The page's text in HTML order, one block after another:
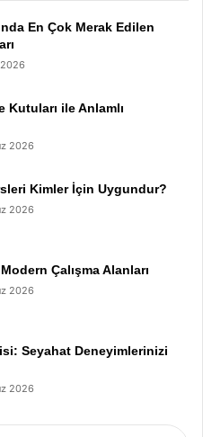
En Çok Merak Edilen
Kutuları ile Anlamlı
2026
Kimler İçin Uygundur?
2026
Çalışma Alanları
2026
Seyahat Deneyimlerinizi
2026